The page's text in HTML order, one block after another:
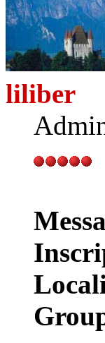
liliber